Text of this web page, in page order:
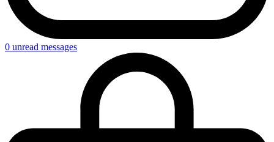
0 unread messages